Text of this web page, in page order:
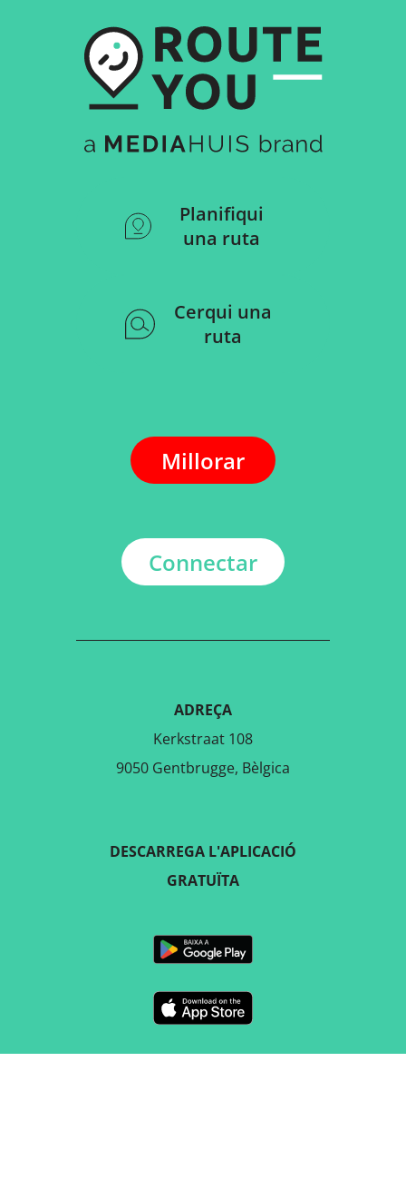
Planifiqui
una ruta
Cerqui una
ruta
Millorar
Connectar
ADREÇA
Kerkstraat 108
9050 Gentbrugge, Bèlgica
DESCARREGA L'APLICACIÓ
GRATUÏTA